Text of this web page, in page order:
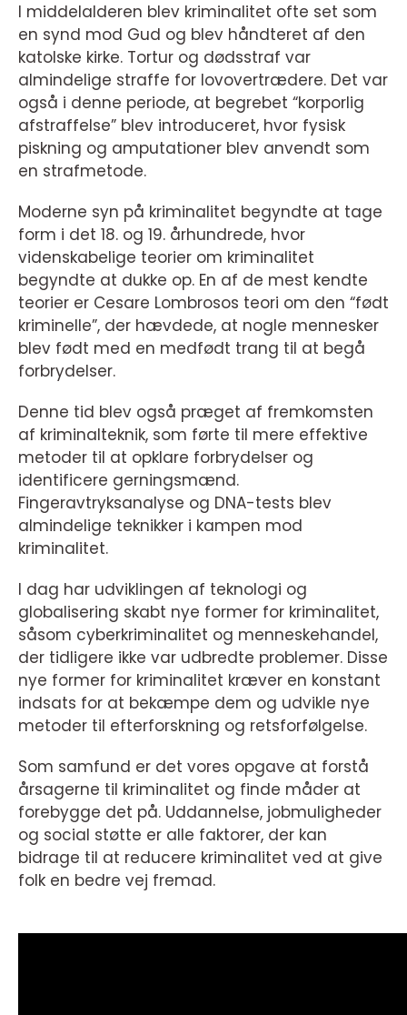
I middelalderen blev kriminalitet ofte set som
en synd mod Gud og blev håndteret af den
katolske kirke. Tortur og dødsstraf var
almindelige straffe for lovovertrædere. Det var
også i denne periode, at begrebet “korporlig
afstraffelse” blev introduceret, hvor fysisk
piskning og amputationer blev anvendt som
en strafmetode.
Moderne syn på kriminalitet begyndte at tage
form i det 18. og 19. århundrede, hvor
videnskabelige teorier om kriminalitet
begyndte at dukke op. En af de mest kendte
teorier er Cesare Lombrosos teori om den “født
kriminelle”, der hævdede, at nogle mennesker
blev født med en medfødt trang til at begå
forbrydelser.
Denne tid blev også præget af fremkomsten
af kriminalteknik, som førte til mere effektive
metoder til at opklare forbrydelser og
identificere gerningsmænd.
Fingeravtryksanalyse og DNA-tests blev
almindelige teknikker i kampen mod
kriminalitet.
I dag har udviklingen af teknologi og
globalisering skabt nye former for kriminalitet,
såsom cyberkriminalitet og menneskehandel,
der tidligere ikke var udbredte problemer. Disse
nye former for kriminalitet kræver en konstant
indsats for at bekæmpe dem og udvikle nye
metoder til efterforskning og retsforfølgelse.
Som samfund er det vores opgave at forstå
årsagerne til kriminalitet og finde måder at
forebygge det på. Uddannelse, jobmuligheder
og social støtte er alle faktorer, der kan
bidrage til at reducere kriminalitet ved at give
folk en bedre vej fremad.